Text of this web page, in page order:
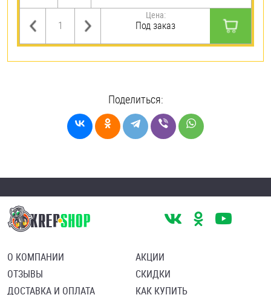
Цена:
Под заказ
Поделиться:
О КОМПАНИИ
ОТЗЫВЫ
ДОСТАВКА И ОПЛАТА
АКЦИИ
СКИДКИ
КАК КУПИТЬ